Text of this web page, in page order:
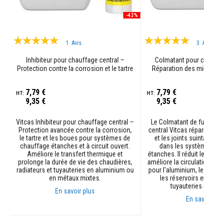
chaleur
zircon
Revêtements
réfractaires
résistants
Bétons
réfractaires
Plastiques
réfractaires
modelables
-42%
Évaluation:
1 Avis
Inhibiteur pour chauffage central –
Protection contre la corrosion et le tartre
9,35 €
7,79 €
Vitcas Inhibiteur pour chauffage central –
Protection avancée contre la corrosion,
le tartre et les boues pour systèmes de
chauffage étanches et à circuit ouvert.
Améliore le transfert thermique et
prolonge la durée de vie des chaudières,
radiateurs et tuyauteries en aluminium ou
en métaux mixtes.
En savoir plus
Évaluation:
3
Colmatant pour
Réparation des
9,35 €
7,79 €
Le Colmatant de
central Vitcas
et les joints
dans les
étanches. Il réduit
améliore la
pour l'aluminium,
les réservoirs
tuyauteries
En